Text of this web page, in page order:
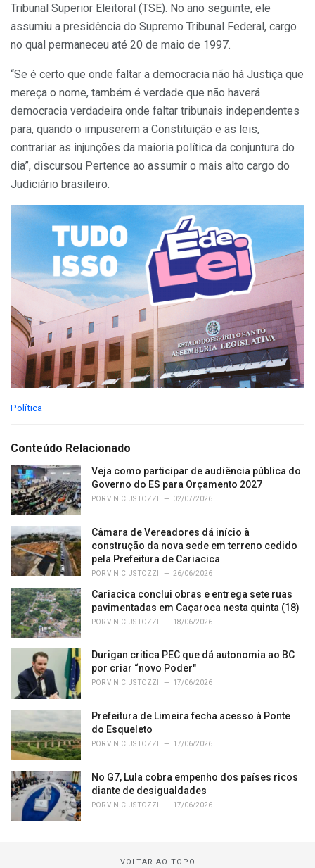
Tribunal Superior Eleitoral (TSE). No ano seguinte, ele
assumiu a presidência do Supremo Tribunal Federal, cargo
no qual permaneceu até 20 de maio de 1997.
“Se é certo que onde faltar a democracia não há Justiça que
mereça o nome, também é verdade que não haverá
democracia verdadeira onde faltar tribunais independentes
para, quando o impuserem a Constituição e as leis,
contrariar as injunções da maioria política da conjuntura do
dia”, discursou Pertence ao assumir o mais alto cargo do
Judiciário brasileiro.
C
e
o
r
i
e
:
Política
Conteúdo Relacionado
Veja como participar de audiência pública do
Governo do ES para Orçamento 2027
PORVINICIUS TOZZI 02/07/2026
Câmara de Vereadores dá início à
construção da nova sede em terreno cedido
pela Prefeitura de Cariacica
PORVINICIUS TOZZI 26/06/2026
Cariacica conclui obras e entrega sete ruas
pavimentadas em Caçaroca nesta quinta (18)
PORVINICIUS TOZZI 18/06/2026
Durigan critica PEC que dá autonomia ao BC
por criar “novo Poder"
PORVINICIUS TOZZI 17/06/2026
Prefeitura de Limeira fecha acesso à Ponte
do Esqueleto
PORVINICIUS TOZZI 17/06/2026
No G7, Lula cobra empenho dos países ricos
diante de desigualdades
PORVINICIUS TOZZI 17/06/2026
VOLTAR AO TOPO